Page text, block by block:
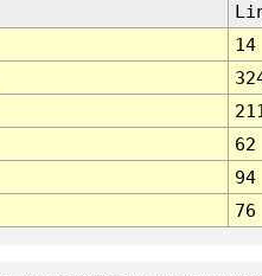
14
211
62
94
76